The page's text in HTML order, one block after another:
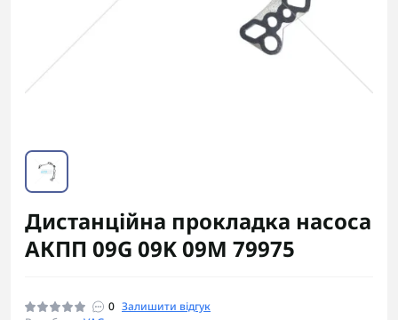
Дистанційна прокладка насоса
АКПП 09G 09K 09M 79975
0 Залишити відгук